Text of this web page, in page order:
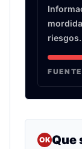
riesgos.
OKQue